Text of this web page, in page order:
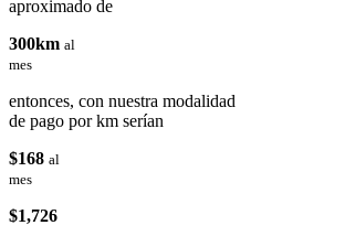
aproximado de
300km al
mes
entonces, con nuestra modalidad
de pago por km serían
$168 al
mes
$1,726